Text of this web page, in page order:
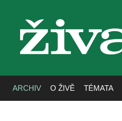
živa
ARCHIV O ŽIVĚ TÉMATA